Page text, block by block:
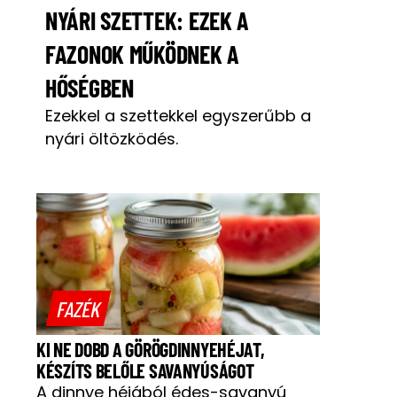
NYÁRI SZETTEK: EZEK A
FAZONOK MŰKÖDNEK A
HŐSÉGBEN
Ezekkel a szettekkel egyszerűbb a
nyári öltözködés.
FAZÉK
KI NE DOBD A GÖRÖGDINNYEHÉJAT,
KÉSZÍTS BELŐLE SAVANYÚSÁGOT
A dinnye héjából édes-savanyú